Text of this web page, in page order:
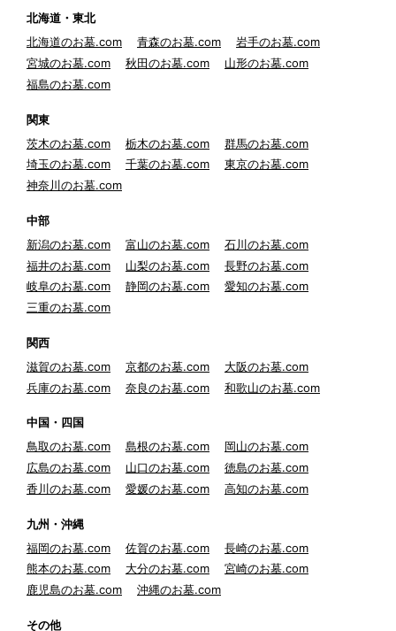
北海道・東北
北海道のお墓.com
青森のお墓.com
岩手のお墓.com
宮城のお墓.com
秋田のお墓.com
山形のお墓.com
福島のお墓.com
関東
茨木のお墓.com
栃木のお墓.com
群馬のお墓.com
埼玉のお墓.com
千葉のお墓.com
東京のお墓.com
神奈川のお墓.com
中部
新潟のお墓.com
富山のお墓.com
石川のお墓.com
福井のお墓.com
山梨のお墓.com
長野のお墓.com
岐阜のお墓.com
静岡のお墓.com
愛知のお墓.com
三重のお墓.com
関西
滋賀のお墓.com
京都のお墓.com
大阪のお墓.com
兵庫のお墓.com
奈良のお墓.com 和歌山のお墓.com
中国・四国
鳥取のお墓.com
島根のお墓.com
岡山のお墓.com
広島のお墓.com
山口のお墓.com
徳島のお墓.com
香川のお墓.com
愛媛のお墓.com 高知のお墓.com
九州・沖縄
福岡のお墓.com
佐賀のお墓.com
長崎のお墓.com
熊本のお墓.com
大分のお墓.com
宮崎のお墓.com
鹿児島のお墓.com
沖縄のお墓.com
その他